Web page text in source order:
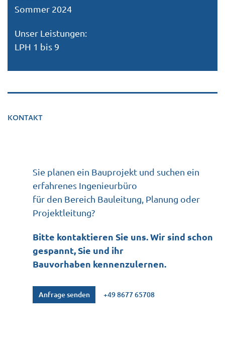
Sommer 2024
Unser Leistungen:
LPH 1 bis 9
KONTAKT
Sie planen ein Bauprojekt und suchen ein
erfahrenes Ingenieurbüro
für den Bereich Bauleitung, Planung oder
Projektleitung?
Bitte kontaktieren Sie uns. Wir sind schon
gespannt, Sie und ihr
Bauvorhaben kennenzulernen.
Anfrage senden +49 8677 65708